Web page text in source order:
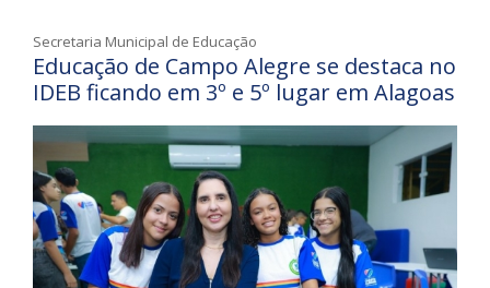
Secretaria Municipal de Educação
Educação de Campo Alegre se destaca no
IDEB ficando em 3º e 5º lugar em Alagoas